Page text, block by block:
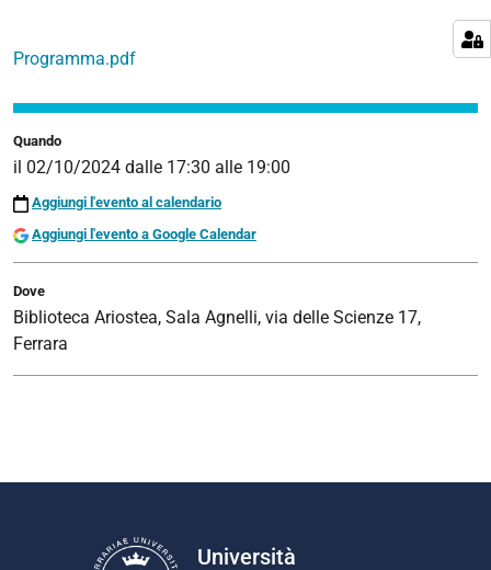
del
“Centinaia
di
gradini”
dai
Dipartimenti
di
Fisica
(referente
Prof.
Paolo
Architettura
Quando
il 02/10/2024 dalle 17:30 alle 19:00
Aggiungi l'evento al calendario
Aggiungi l'evento a Google Calendar
Dove
Biblioteca Ariostea, Sala Agnelli, via delle Scienze 17,
Ferrara
Programma.pdf
Università